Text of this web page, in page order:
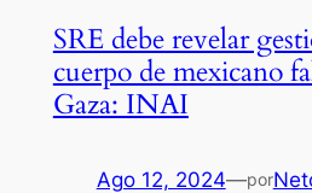
SRE debe revelar
cuerpo de mexicano
Gaza: INAI
Ago 12, 2024—por